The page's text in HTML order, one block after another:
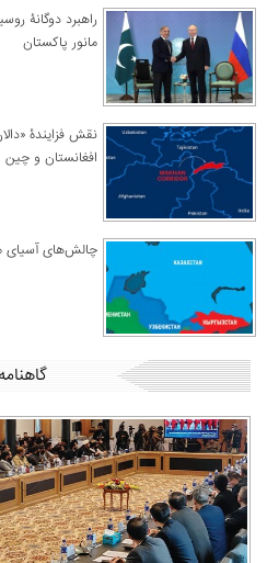
راهبرد دوگانۀ
مانور پاکستان
نقش فزایندۀ
افغانستان و چین
چالش‌های آسیای
گاهنامه